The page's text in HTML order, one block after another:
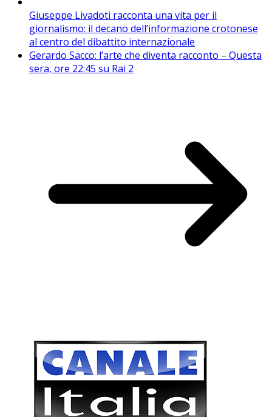
Giuseppe Livadoti racconta una vita per il
giornalismo: il decano dell’informazione crotonese
al centro del dibattito internazionale
Gerardo Sacco: l’arte che diventa racconto – Questa
sera, ore 22:45 su Rai 2